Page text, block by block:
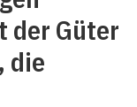
der Güter
die